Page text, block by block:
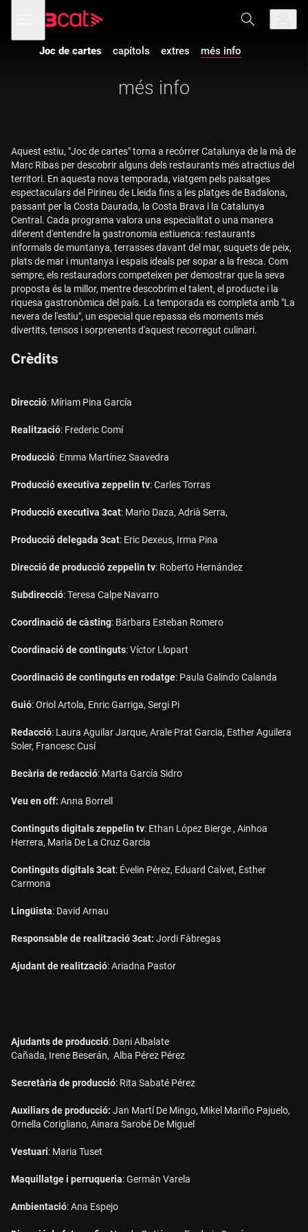
navegació
principal
menú
de
Joc de cartes capítols extres més info
més info
Aquest estiu, "Joc de cartes" torna a recórrer Catalunya de la mà de
Marc Ribas per descobrir alguns dels restaurants més atractius del
territori. En aquesta nova temporada, viatgem pels paisatges
espectaculars del Pirineu de Lleida fins a les platges de Badalona,
passant per la Costa Daurada, la Costa Brava i la Catalunya
Central. Cada programa valora una especialitat o una manera
diferent d'entendre la gastronomia estiuenca: restaurants
informals de muntanya, terrasses davant del mar, suquets de peix,
plats de mar i muntanya i espais ideals per sopar a la fresca. Com
sempre, els restauradors competeixen per demostrar que la seva
proposta és la millor, mentre descobrim el talent, el producte i la
riquesa gastronòmica del país. La temporada es completa amb "La
nevera de l'estiu", un especial que repassa els moments més
divertits, tensos i sorprenents d'aquest recorregut culinari.
Crèdits
Direcció: Míriam Pina García
Realització: Frederic Comí
Producció: Emma Martínez Saavedra
Producció executiva zeppelin tv: Carles Torras
Producció executiva 3cat: Mario Daza, Adrià Serra,
Producció delegada 3cat: Eric Dexeus, Irma Pina
Direcció de producció zeppelin tv: Roberto Hernández
Subdirecció: Teresa Calpe Navarro
Coordinació de càsting: Bárbara Esteban Romero
Coordinació de continguts: Víctor Llopart
Coordinació de continguts en rodatge: Paula Galindo Calanda
Guió: Oriol Artola, Enric Garriga, Sergi Pi
Redacció: Laura Aguilar Jarque, Arale Prat Garcia, Esther Aguilera
Soler, Francesc Cusí
Becària de redacció: Marta García Sidro
Veu en off: Anna Borrell
Continguts digitals zeppelin tv: Ethan López Bierge , Ainhoa
Herrera, Maria De La Cruz Garcia
Continguts digitals 3cat: Évelin Pérez, Eduard Calvet, Esther
Carmona
Lingüista: David Arnau
Responsable de realització 3cat: Jordi Fàbregas
Ajudant de realització: Ariadna Pastor
Ajudants de producció: Dani Albalate
Cañada, Irene Beserán, Alba Pérez Pérez
Secretària de producció: Rita Sabaté Pérez
Auxiliars de producció: Jan Martí De Mingo, Mikel Mariño Pajuelo,
Ornella Corigliano, Ainara Sarobé De Miguel
Vestuari: Maria Tuset
Maquillatge i perruqueria: Germán Varela
Ambientació: Ana Espejo